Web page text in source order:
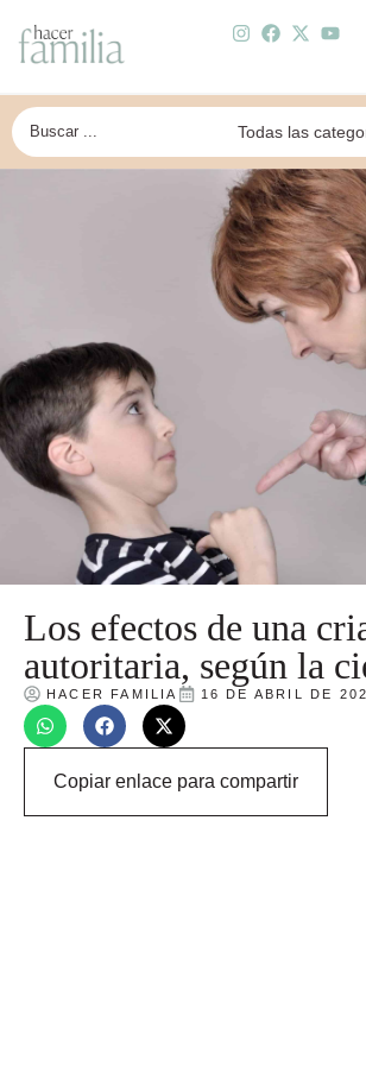
Los efectos de una
autoritaria, según la
HACER FAMILIA 16 DE ABRIL DE
Copiar enlace para compartir